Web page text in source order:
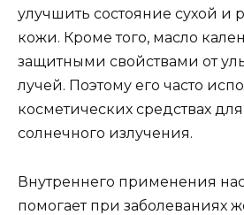
улучшить состояние сухой и
кожи. Кроме того, масло
защитными свойствами от
лучей. Поэтому его часто
косметических средствах
солнечного излучения.
Внутреннего применения
помогает при заболеваниях